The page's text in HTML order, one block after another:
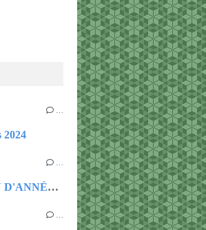
2024
REPAS CONVIVIAL DE FIN D'ANNÉE AU RELAX CLUB ( TENNIS)